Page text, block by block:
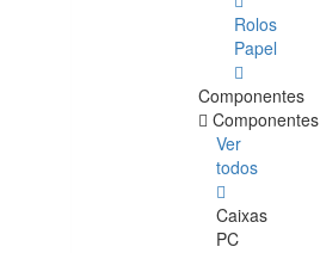
Rolos
Papel
Componentes
Componentes
Ver
todos
Caixas
PC